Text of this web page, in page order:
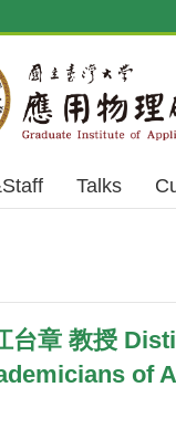
Talks
台章 教授
of